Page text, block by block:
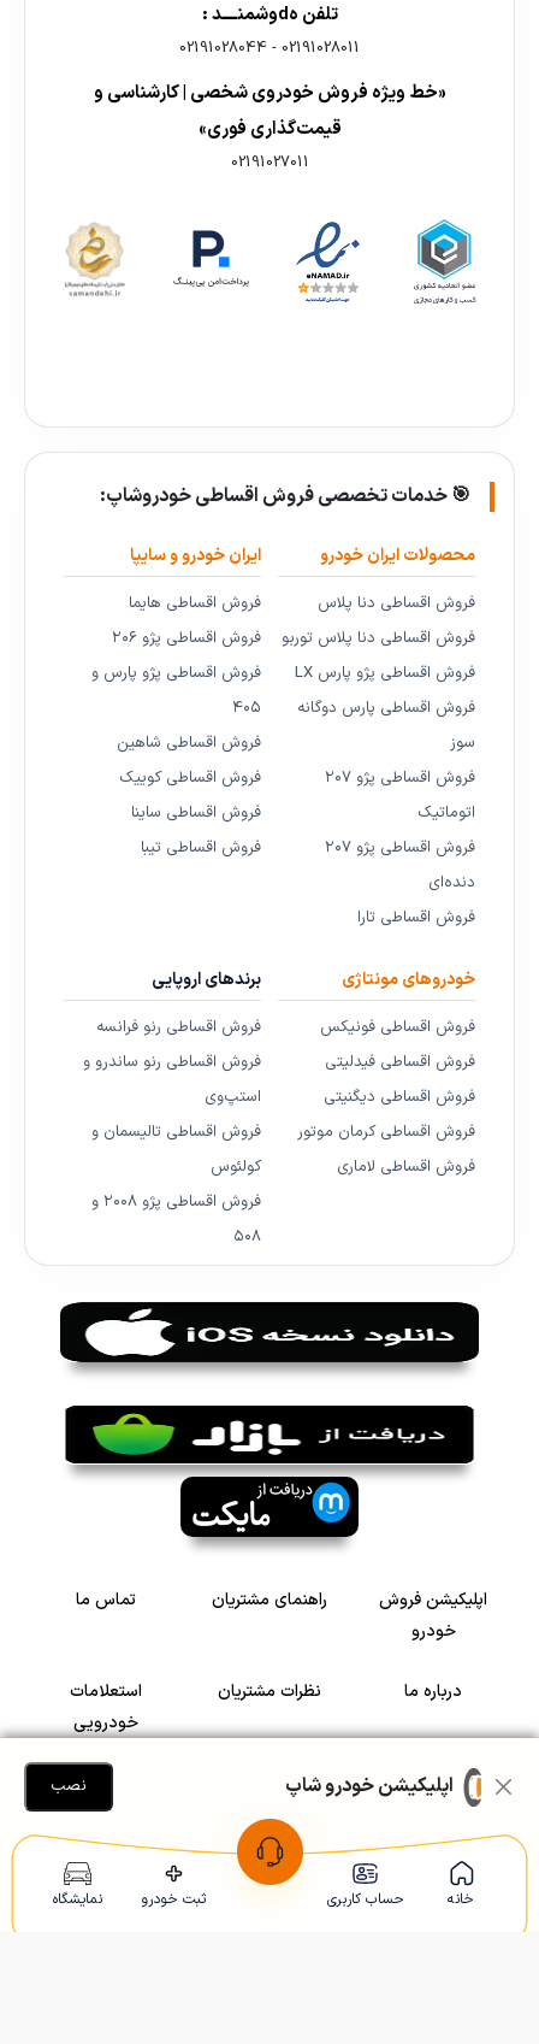
خانه حساب کاربری ثبت خودرو نمایشگاه
تلفن هdوشمنــــد :
02191028011
-
02191028044
«خط ویژه فروش خودروی شخصی | کارشناسی و
قیمت‌گذاری فوری»
02191027011
🎯 خدمات تخصصی فروش اقساطی خودروشاپ:
محصولات ایران خودرو
فروش اقساطی دنا پلاس
فروش اقساطی دنا پلاس توربو
فروش اقساطی پژو پارس LX
فروش اقساطی پارس دوگانه
سوز
فروش اقساطی پژو ۲۰۷
اتوماتیک
فروش اقساطی پژو ۲۰۷
دنده‌ای
فروش اقساطی تارا
ایران خودرو و سایپا
فروش اقساطی هایما
فروش اقساطی پژو ۲۰۶
فروش اقساطی پژو پارس و
۴۰۵
فروش اقساطی شاهین
فروش اقساطی کوییک
فروش اقساطی ساینا
فروش اقساطی تیبا
خودروهای مونتاژی
فروش اقساطی فونیکس
فروش اقساطی فیدلیتی
فروش اقساطی دیگنیتی
فروش اقساطی کرمان موتور
فروش اقساطی لاماری
برندهای اروپایی
فروش اقساطی رنو فرانسه
فروش اقساطی رنو ساندرو و
استپ‌وی
فروش اقساطی تالیسمان و
کولئوس
فروش اقساطی پژو ۲۰۰۸ و
۵۰۸
اپلیکیشن فروش
خودرو
راهنمای مشتریان تماس ما
درباره ما نظرات مشتریان
استعلامات
خودرویی
سرمایه گذاری در
رضایت مشتریان
Copyright © 2005-2026 Khodroshop.ir
اپلیکیشن خودرو شاپ نصب